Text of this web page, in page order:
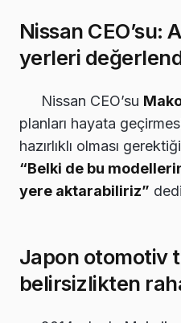
Nissan
yerleri
Nissan CEO’su
planları hayata
hazırlıklı olması
“Belki de bu
yere aktarabiliriz”
Japon otomotiv
belirsizlikten